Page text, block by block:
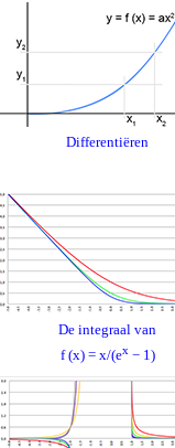
Differentiëren
De integraal van
f (x) = x/(ex− 1)